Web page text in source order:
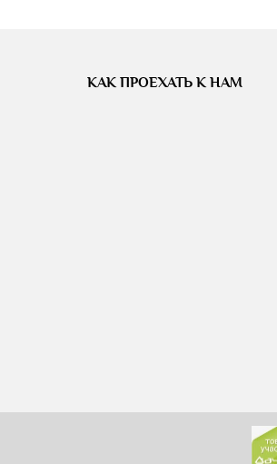
КАК ПРОЕХАТЬ К НАМ